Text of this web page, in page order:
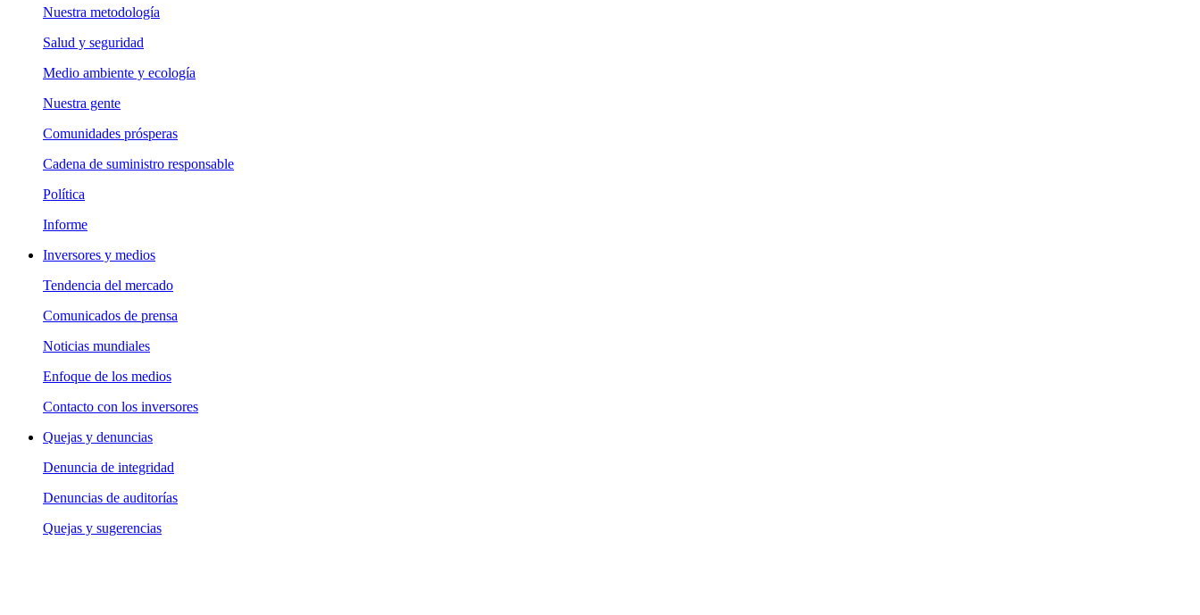
Nuestra metodología
Salud y seguridad
Medio ambiente y ecología
Nuestra gente
Comunidades prósperas
Cadena de suministro responsable
Política
Informe
Inversores y medios
Tendencia del mercado
Comunicados de prensa
Noticias mundiales
Enfoque de los medios
Contacto con los inversores
Quejas y denuncias
Denuncia de integridad
Denuncias de auditorías
Quejas y sugerencias